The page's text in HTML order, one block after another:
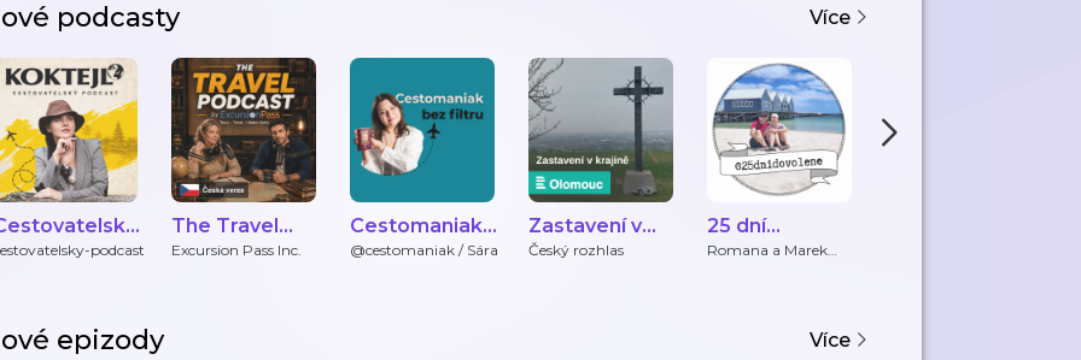
podcasty Více
podcast
The Travel
Podcast by
Excursion Pass Inc.
Cestomaniak
bez filtru
@cestomaniak / Sára
Zastavení v
krajině
Český rozhlas
25 dní
dovolené
Romana a Marek
epizody Více